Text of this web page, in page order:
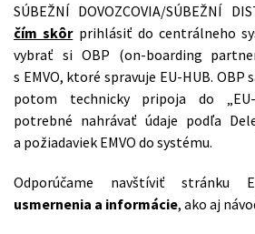
SÚBEŽNÍ DOVOZCOVIA/SÚBEŽNÍ
čím skôrprihlásiť do centrálneho
vybrať si OBP (on-boarding
s EMVO, ktoré spravuje EU-HUB. OBP
potom technicky pripoja do „EU-
potrebné nahrávať údaje podľa
a požiadaviek EMVO do systému.
Odporúčame navštíviť stránku
usmernenia a informácie, ako aj